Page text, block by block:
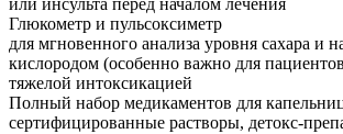
или инсульта перед началом лечения
Глюкометр и пульсоксиметр
для мгновенного анализа уровня сахара и
кислородом (особенно важно для
тяжелой интоксикацией
Полный набор медикаментов для
сертифицированные растворы, детокс-